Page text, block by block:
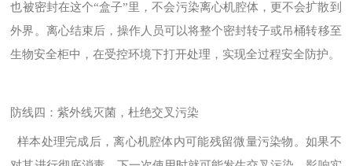
也被密封在这个“盒子”里，不会污染离心机腔体，更不会扩散到
外界。离心结束后，操作人员可以将整个密封转子或吊桶转移至
生物安全柜中，在受控环境下打开处理，实现全过程安全防护。
防线四：紫外线灭菌，杜绝交叉污染
样本处理完成后，离心机腔体内可能残留微量污染物。如果不